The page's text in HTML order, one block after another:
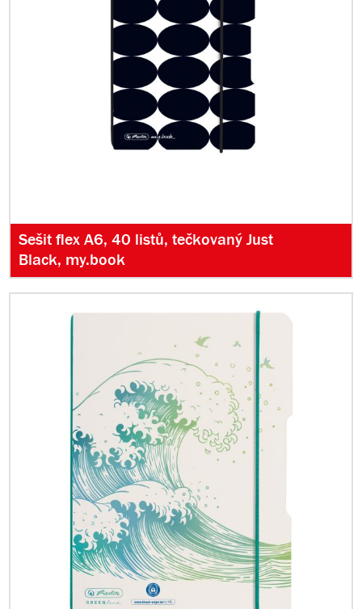
Sešit flex A6, 40 listů, tečkovaný Just
Black, my.book